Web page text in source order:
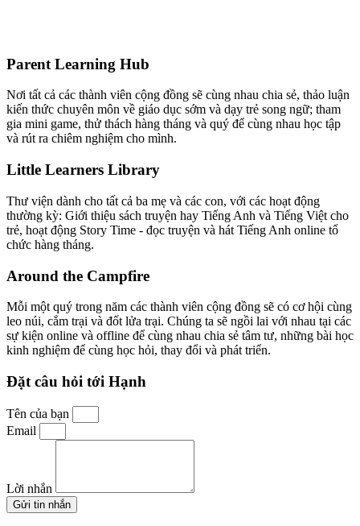
Parent Learning Hub
Nơi tất cả các thành viên cộng đồng sẽ cùng nhau chia sẻ, thảo luận
kiến thức chuyên môn về giáo dục sớm và dạy trẻ song ngữ; tham
gia mini game, thử thách hàng tháng và quý để cùng nhau học tập
và rút ra chiêm nghiệm cho mình.
Little Learners Library
Thư viện dành cho tất cả ba mẹ và các con, với các hoạt động
thường kỳ: Giới thiệu sách truyện hay Tiếng Anh và Tiếng Việt cho
trẻ, hoạt động Story Time - đọc truyện và hát Tiếng Anh online tổ
chức hàng tháng.
Around the Campfire
Mỗi một quý trong năm các thành viên cộng đồng sẽ có cơ hội cùng
leo núi, cắm trại và đốt lửa trại. Chúng ta sẽ ngồi lai với nhau tại các
sự kiện online và offline để cùng nhau chia sẻ tâm tư, những bài học
kinh nghiệm để cùng học hỏi, thay đổi và phát triển.
Đặt câu hỏi tới Hạnh
Tên của bạn
Email
Lời nhắn
Gửi tin nhắn